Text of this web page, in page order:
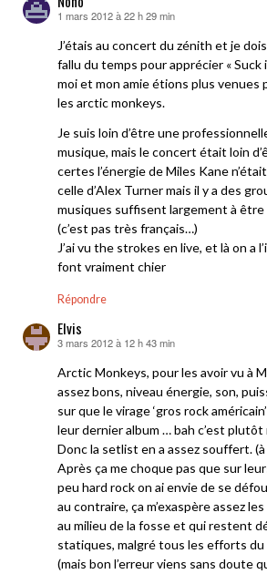
dit :
1 mars 2012 à 22 h 29 min
J’étais au concert du zénith et je dois
fallu du temps pour apprécier « Suck
moi et mon amie étions plus venues
les arctic monkeys.
Je suis loin d’être une
musique, mais le concert était loin
certes l’énergie de Miles Kane
celle d’Alex Turner mais il y a des
musiques suffisent largement à être
(c’est pas très français…)
J’ai vu the strokes en live, et là on a
font vraiment chier
Répondre
Elvis
dit :
3 mars 2012 à 12 h 43 min
Arctic Monkeys, pour les avoir vu à
assez bons, niveau énergie, son,
sur que le virage ‘gros rock
leur dernier album … bah c’est plutôt
Donc la setlist en a assez souffert.
Après ça me choque pas que sur
peu hard rock on ai envie de se
au contraire, ça m’exaspère assez
au milieu de la fosse et qui restent
statiques, malgré tous les efforts
(mais bon l’erreur viens sans doute